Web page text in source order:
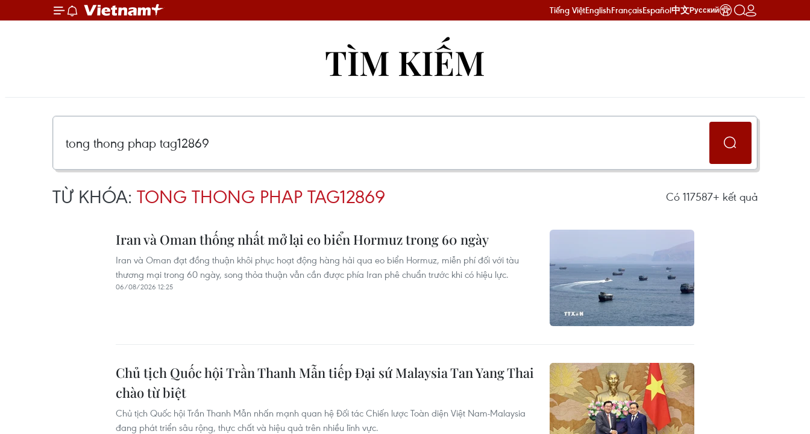
Tiếng ViệtEnglishFrançaisEspañol中文Русский
TÌM KIẾM
TỪ KHÓA: TONG THONG PHAP TAG12869 Có 117587+ kết quả
Iran và Oman thống nhất mở lại eo biển Hormuz trong 60 ngày
Iran và Oman đạt đồng thuận khôi phục hoạt động hàng hải qua eo biển Hormuz, miễn phí đối với tàu
thương mại trong 60 ngày, song thỏa thuận vẫn cần được phía Iran phê chuẩn trước khi có hiệu lực.
06/08/2026 12:25
Chủ tịch Quốc hội Trần Thanh Mẫn tiếp Đại sứ Malaysia Tan Yang Thai
chào từ biệt
Chủ tịch Quốc hội Trần Thanh Mẫn nhấn mạnh quan hệ Đối tác Chiến lược Toàn diện Việt Nam-Malaysia
đang phát triển sâu rộng, thực chất và hiệu quả trên nhiều lĩnh vực.